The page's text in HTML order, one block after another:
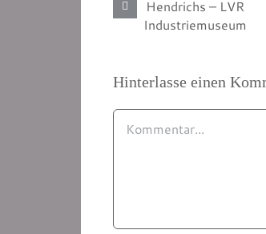
Hinterlasse einen
Kommentar